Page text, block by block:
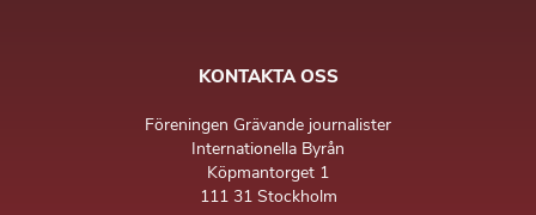
KONTAKTA OSS
Föreningen Grävande journalister
Internationella Byrån
Köpmantorget 1
111 31 Stockholm